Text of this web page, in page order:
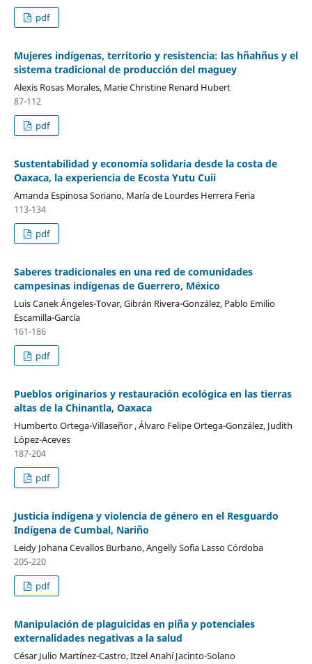
pdf
Mujeres indígenas, territorio y resistencia: las hñahñus y el
sistema tradicional de producción del maguey
Alexis Rosas Morales, Marie Christine Renard Hubert
87-112
pdf
Sustentabilidad y economía solidaria desde la costa de
Oaxaca, la experiencia de Ecosta Yutu Cuii
Amanda Espinosa Soriano, María de Lourdes Herrera Feria
113-134
pdf
Saberes tradicionales en una red de comunidades
campesinas indígenas de Guerrero, México
Luis Canek Ángeles-Tovar, Gibrán Rivera-González, Pablo Emilio
Escamilla-García
161-186
pdf
Pueblos originarios y restauración ecológica en las tierras
altas de la Chinantla, Oaxaca
Humberto Ortega-Villaseñor , Álvaro Felipe Ortega-González, Judith
López-Aceves
187-204
pdf
Justicia indígena y violencia de género en el Resguardo
Indígena de Cumbal, Nariño
Leidy Johana Cevallos Burbano, Angelly Sofia Lasso Córdoba
205-220
pdf
Manipulación de plaguicidas en piña y potenciales
externalidades negativas a la salud
César Julio Martínez-Castro, Itzel Anahí Jacinto-Solano